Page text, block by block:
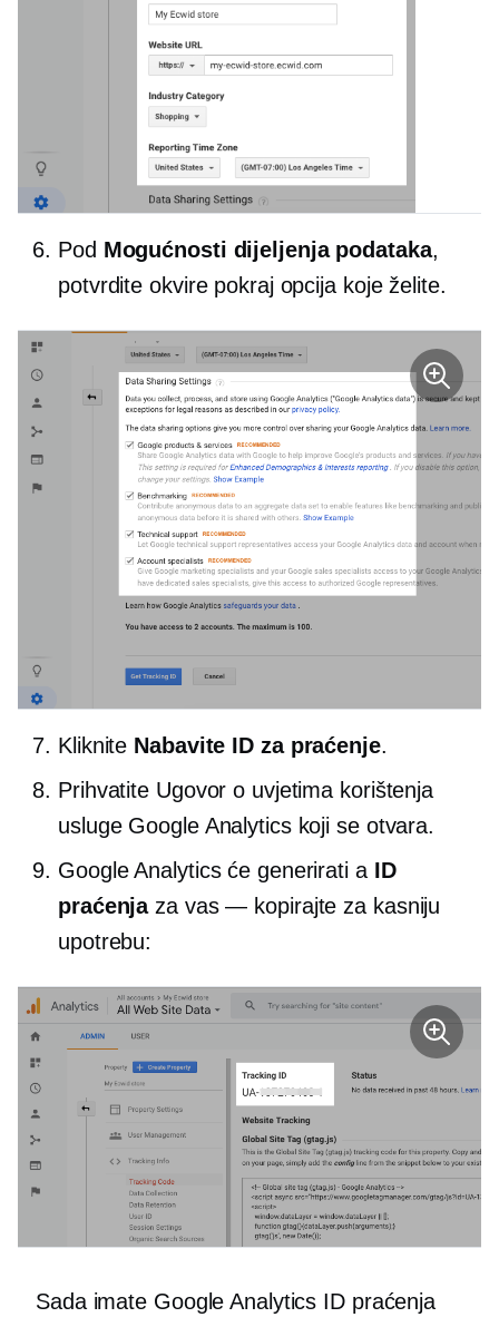
Pod Mogućnosti dijeljenja podataka,
potvrdite okvire pokraj opcija koje želite.
Kliknite Nabavite ID za praćenje.
Prihvatite Ugovor o uvjetima korištenja
usluge Google Analytics koji se otvara.
Google Analytics će generirati a ID
praćenjaza vas — kopirajte za kasniju
upotrebu:
Sada imate Google Analytics ID praćenja